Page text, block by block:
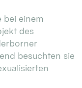
bei einem
des
besuchten sie